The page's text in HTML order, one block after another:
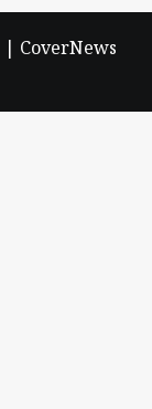
| CoverNews